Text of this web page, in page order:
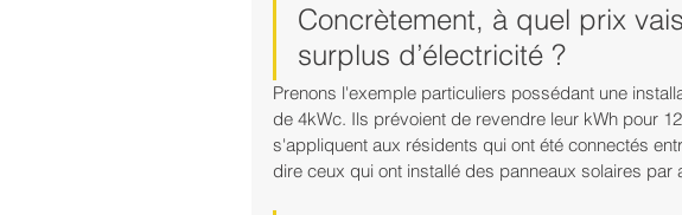
Concrètement, à quel prix
surplus d’électricité ?
Prenons l'exemple particuliers possédant une
de 4kWc. Ils prévoient de revendre leur kWh pour
s'appliquent aux résidents qui ont été connectés
dire ceux qui ont installé des panneaux solaires